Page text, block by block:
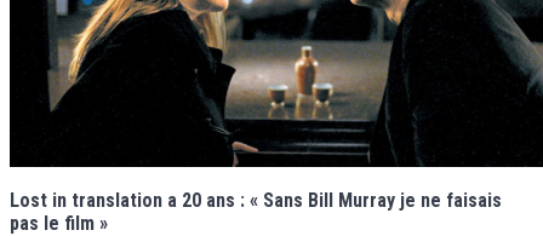
Lost in translation a 20 ans : « Sans Bill Murray je ne faisais
pas le film »